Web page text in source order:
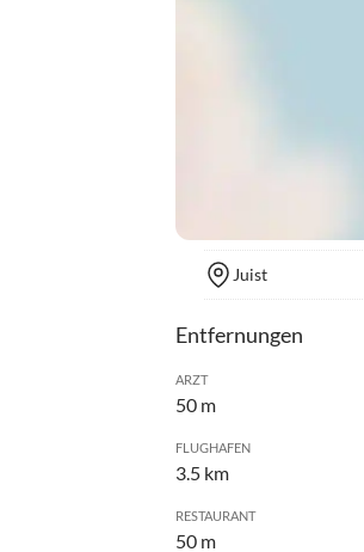
Juist
Entfernungen
ARZT
50 m
FLUGHAFEN
3.5 km
RESTAURANT
50 m